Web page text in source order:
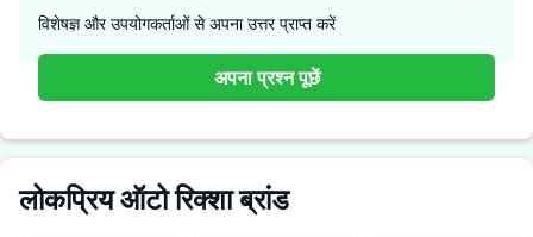
विशेषज्ञ और उपयोगकर्ताओं से अपना उत्तर प्राप्त करें
अपना प्रश्न पूछें
लोकप्रिय ऑटो रिक्शा ब्रांड